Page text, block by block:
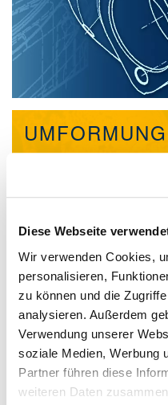
Diese Webseite
Wir verwenden Cookies,
personalisieren,
zu können und die
analysieren. Außerdem
Verwendung unserer
soziale Medien, Werbung
Partner führen diese
weiteren Daten
UMFORMUNG